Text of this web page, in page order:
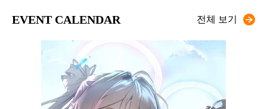
EVENT CALENDAR 전체 보기